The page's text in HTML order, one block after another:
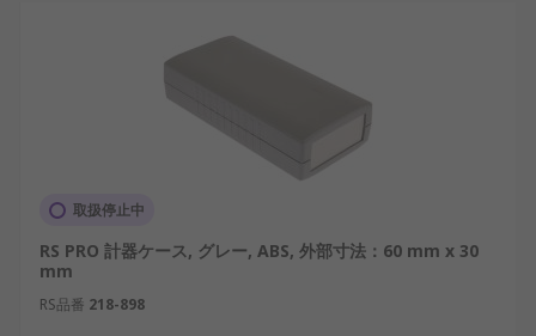
取扱停止中
RS PRO 計器ケース, グレー, ABS, 外部寸法：60 mm x 30
mm
RS品番 218-898